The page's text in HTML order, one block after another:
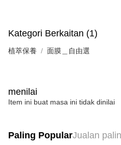
Kategori Berkaitan (1)
植萃保養 面膜＿自由選
menilai
Item ini buat masa ini tidak dinilai
Paling PopularJualan